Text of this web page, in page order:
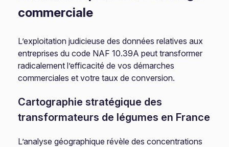
commerciale
L’exploitation judicieuse des données relatives aux
entreprises du code NAF 10.39A peut transformer
radicalement l’efficacité de vos démarches
commerciales et votre taux de conversion.
Cartographie stratégique des
transformateurs de légumes en France
L’analyse géographique révèle des concentrations